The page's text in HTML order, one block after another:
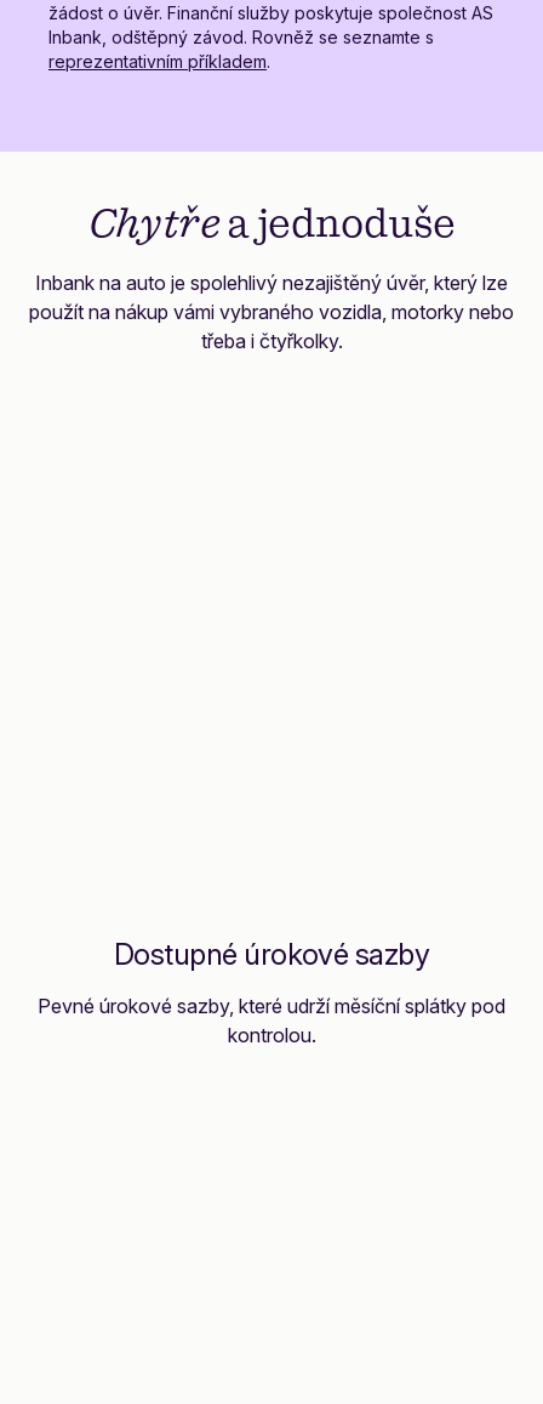
žádost o úvěr. Finanční služby poskytuje společnost AS
Inbank, odštěpný závod. Rovněž se seznamte s
reprezentativním příkladem.
Chytřea jednoduše
Inbank na auto je spolehlivý nezajištěný úvěr, který lze
použít na nákup vámi vybraného vozidla, motorky nebo
třeba i čtyřkolky.
Dostupné úrokové sazby
Pevné úrokové sazby, které udrží měsíční splátky pod
kontrolou.